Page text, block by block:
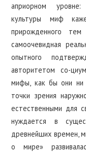
АСПИРАНТАМ
априорном
культуры миф
прирожденного
самоочевидная
опытного
авторитетом со-
мифы, как бы они ни
точки зрения
естественными для
нуждается в
древнейших времен,
о мире»